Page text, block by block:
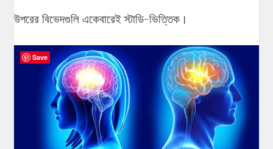
উপরের বিভেদগুলি একেবারেই স্টাডি-ভিত্তিক।
Save